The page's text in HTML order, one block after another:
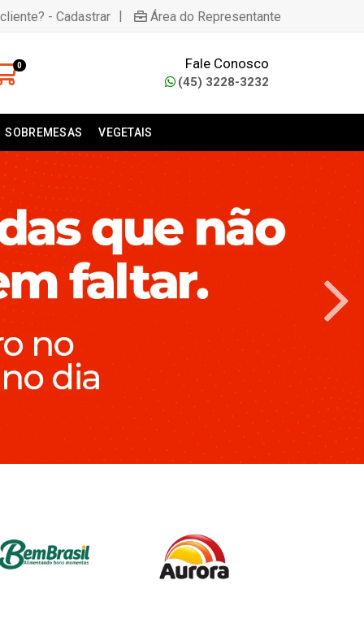
- Cadastrar | Área do Representante
0 Fale Conosco
(45) 3228-3232
SOBREMESAS VEGETAIS